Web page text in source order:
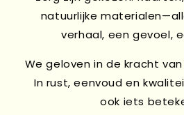
natuurlijke
verhaal, een gevoel,
We geloven in de kracht
In rust, eenvoud en
ook iets